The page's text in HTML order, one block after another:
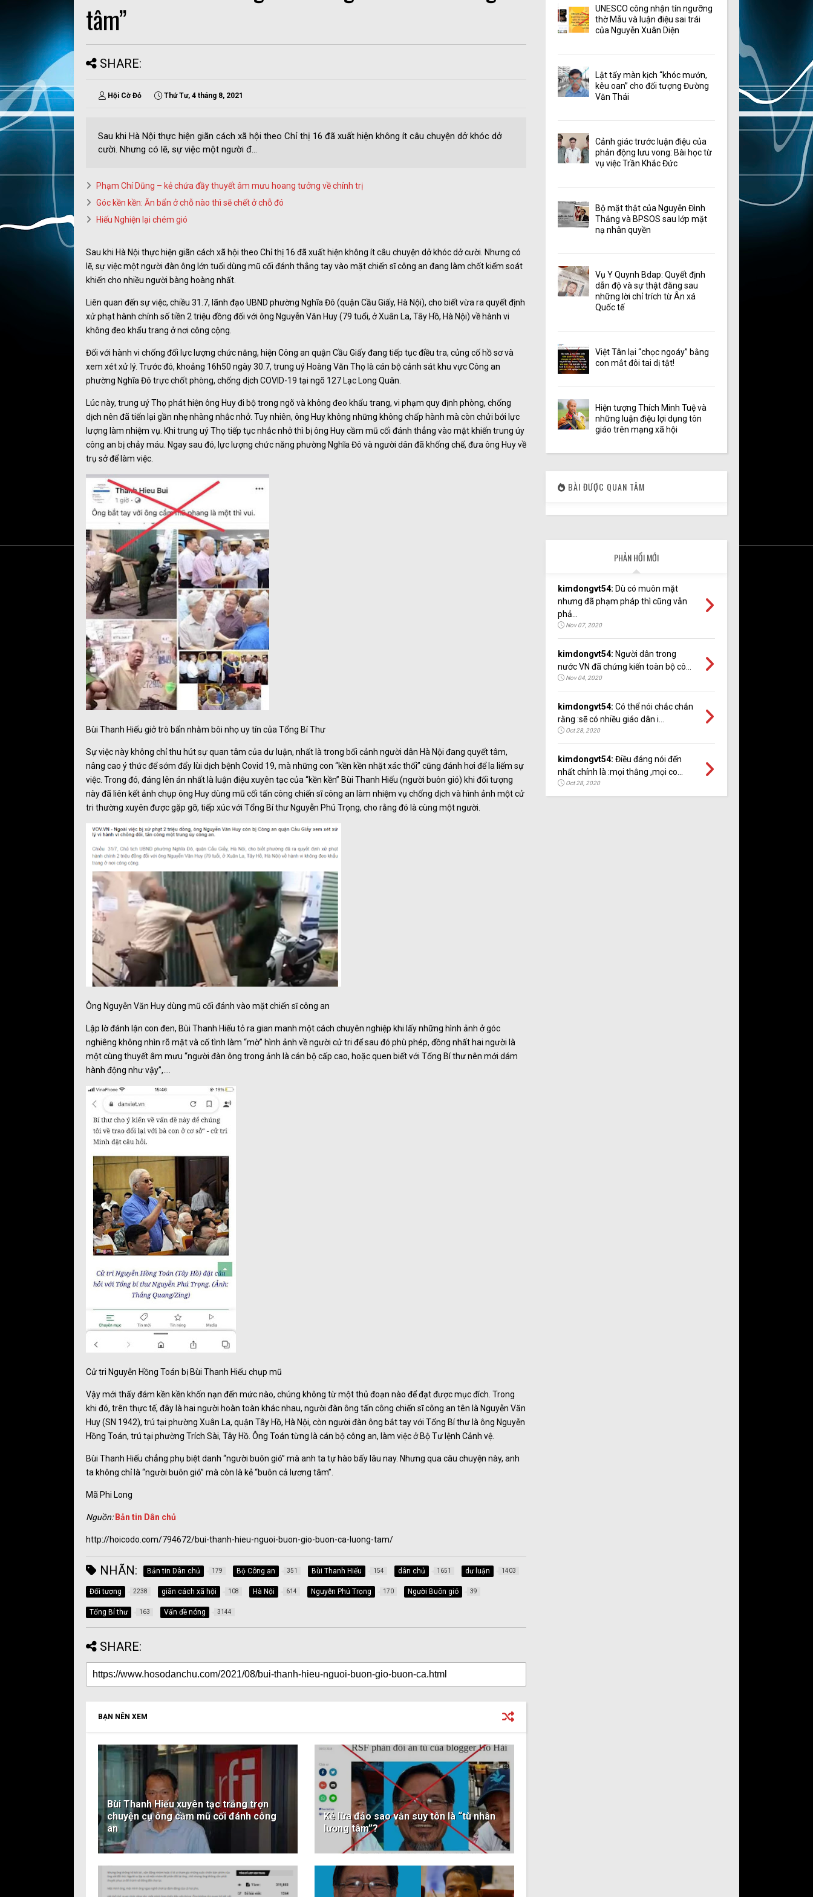
tâm”
SHARE:
Hội Cờ Đỏ Thứ Tư, 4 tháng 8, 2021
Sau khi Hà Nội thực hiện giãn cách xã hội theo Chỉ thị 16 đã xuất hiện không ít câu chuyện dở khóc dở
cười. Nhưng có lẽ, sự việc một người đ...
Phạm Chí Dũng – kẻ chứa đầy thuyết âm mưu hoang tưởng về chính trị
Góc kền kền: Ăn bẩn ở chỗ nào thì sẽ chết ở chỗ đó
Hiếu Nghiện lại chém gió
Sau khi Hà Nội thực hiện giãn cách xã hội theo Chỉ thị 16 đã xuất hiện không ít câu chuyện dở khóc dở cười. Nhưng có
lẽ, sự việc một người đàn ông lớn tuổi dùng mũ cối đánh thẳng tay vào mặt chiến sĩ công an đang làm chốt kiểm soát
khiến cho nhiều người bàng hoàng nhất.
Liên quan đến sự việc, chiều 31.7, lãnh đạo UBND phường Nghĩa Đô (quận Cầu Giấy, Hà Nội), cho biết vừa ra quyết định
xử phạt hành chính số tiền 2 triệu đồng đối với ông Nguyễn Văn Huy (79 tuổi, ở Xuân La, Tây Hồ, Hà Nội) về hành vi
không đeo khẩu trang ở nơi công cộng.
Đối với hành vi chống đối lực lượng chức năng, hiện Công an quận Cầu Giấy đang tiếp tục điều tra, củng cố hồ sơ và
xem xét xử lý. Trước đó, khoảng 16h50 ngày 30.7, trung uý Hoàng Văn Thọ là cán bộ cảnh sát khu vực Công an
phường Nghĩa Đô trực chốt phòng, chống dịch COVID-19 tại ngõ 127 Lạc Long Quân.
Lúc này, trung uý Thọ phát hiện ông Huy đi bộ trong ngõ và không đeo khẩu trang, vi phạm quy định phòng, chống
dịch nên đã tiến lại gần nhẹ nhàng nhắc nhở. Tuy nhiên, ông Huy không những không chấp hành mà còn chửi bới lực
lượng làm nhiệm vụ. Khi trung uý Thọ tiếp tục nhắc nhở thì bị ông Huy cầm mũ cối đánh thẳng vào mặt khiến trung úy
công an bị chảy máu. Ngay sau đó, lực lượng chức năng phường Nghĩa Đô và người dân đã khống chế, đưa ông Huy về
trụ sở để làm việc.
Bùi Thanh Hiếu giở trò bẩn nhằm bôi nhọ uy tín của Tổng Bí Thư
Sự việc này không chỉ thu hút sự quan tâm của dư luận, nhất là trong bối cảnh người dân Hà Nội đang quyết tâm,
nâng cao ý thức để sớm đẩy lùi dịch bệnh Covid 19, mà những con “kền kền nhặt xác thối” cũng đánh hơi để la liếm sự
việc. Trong đó, đáng lên án nhất là luận điệu xuyên tạc của “kền kền” Bùi Thanh Hiếu (người buôn gió) khi đối tượng
này đã liên kết ảnh chụp ông Huy dùng mũ cối tấn công chiến sĩ công an làm nhiệm vụ chống dịch và hình ảnh một cử
tri thường xuyên được gặp gỡ, tiếp xúc với Tổng Bí thư Nguyễn Phú Trọng, cho rằng đó là cùng một người.
Ông Nguyễn Văn Huy dùng mũ cối đánh vào mặt chiến sĩ công an
Lập lờ đánh lận con đen, Bùi Thanh Hiếu tỏ ra gian manh một cách chuyên nghiệp khi lấy những hình ảnh ở góc
nghiêng không nhìn rõ mặt và cố tình làm “mờ” hình ảnh về người cử tri để sau đó phù phép, đồng nhất hai người là
một cùng thuyết âm mưu “người đàn ông trong ảnh là cán bộ cấp cao, hoặc quen biết với Tổng Bí thư nên mới dám
hành động như vậy”,….
Cử tri Nguyễn Hồng Toán bị Bùi Thanh Hiếu chụp mũ
Vậy mới thấy đám kền kền khốn nạn đến mức nào, chúng không từ một thủ đoạn nào để đạt được mục đích. Trong
khi đó, trên thực tế, đây là hai người hoàn toàn khác nhau, người đàn ông tấn công chiến sĩ công an tên là Nguyễn Văn
Huy (SN 1942), trú tại phường Xuân La, quận Tây Hồ, Hà Nội, còn người đàn ông bắt tay với Tổng Bí thư là ông Nguyễn
Hồng Toán, trú tại phường Trích Sài, Tây Hồ. Ông Toán từng là cán bộ công an, làm việc ở Bộ Tư lệnh Cảnh vệ.
Bùi Thanh Hiếu chẳng phụ biệt danh “người buôn gió” mà anh ta tự hào bấy lâu nay. Nhưng qua câu chuyện này, anh
ta không chỉ là “người buôn gió” mà còn là kẻ “buôn cả lương tâm”.
Mã Phi Long
Nguồn: Bản tin Dân chủ
http://hoicodo.com/794672/bui-thanh-hieu-nguoi-buon-gio-buon-ca-luong-tam/
NHÃN: Bản tin Dân chủ 179 Bộ Công an 351 Bùi Thanh Hiếu 154 dân chủ 1651 dư luận 1403
Đối tượng 2238 giãn cách xã hội 108 Hà Nội 614 Nguyễn Phú Trọng 170 Người Buôn gió 39
Tổng Bí thư 163 Vấn đề nóng 3144
SHARE:
BẠN NÊN XEM
Bùi Thanh Hiếu xuyên tạc trắng trợn
chuyện cụ ông cầm mũ cối đánh công
an
Kẻ lừa đảo sao vẫn suy tôn là “tù nhân
lương tâm”?
UNESCO công nhận tín ngưỡng
thờ Mẫu và luận điệu sai trái
của Nguyễn Xuân Diện
Lật tẩy màn kịch “khóc mướn,
kêu oan” cho đối tượng Đường
Văn Thái
Cảnh giác trước luận điệu của
phản động lưu vong: Bài học từ
vụ việc Trần Khắc Đức
Bộ mặt thật của Nguyễn Đình
Thắng và BPSOS sau lớp mặt
nạ nhân quyền
Vụ Y Quynh Bdap: Quyết định
dẫn độ và sự thật đằng sau
những lời chỉ trích từ Ân xá
Quốc tế
Việt Tân lại “chọc ngoáy” bằng
con mắt đôi tai dị tật!
Hiện tượng Thích Minh Tuệ và
những luận điệu lợi dụng tôn
giáo trên mạng xã hội
BÀI ĐƯỢC QUAN TÂM
PHẢN HỒI MỚI
kimdongvt54: Dù có muôn mặt
nhưng đã phạm pháp thì cũng vẫn
phả...
Nov 07, 2020
kimdongvt54: Người dân trong
nước VN đã chứng kiến toàn bộ cô...
Nov 04, 2020
kimdongvt54: Có thể nói chắc chắn
rằng :sẽ có nhiều giáo dân i...
Oct 28, 2020
kimdongvt54: Điều đáng nói đến
nhất chính là :mọi thằng ,mọi co...
Oct 28, 2020